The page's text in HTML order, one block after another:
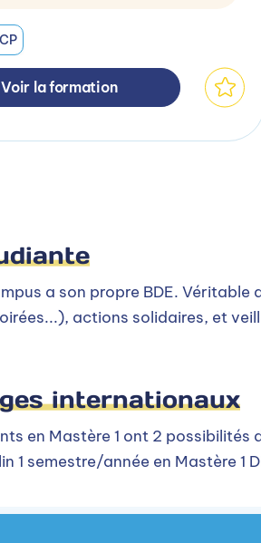
Voir la formation
a son propre BDE.
actions solidaires, et
internationaux
en Mastère 1 ont 2 possibilités
1 semestre/année en Mastère